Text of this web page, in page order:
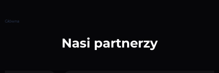
Główna
Nasi partnerzy